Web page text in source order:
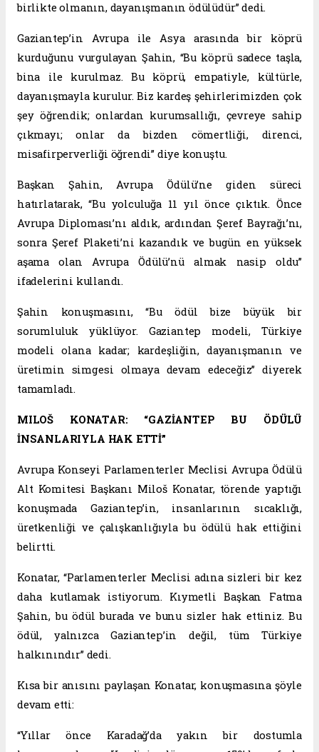
birlikte olmanın, dayanışmanın ödülüdür” dedi.
Gaziantep’in Avrupa ile Asya arasında bir köprü
kurduğunu vurgulayan Şahin, “Bu köprü sadece taşla,
bina ile kurulmaz. Bu köprü, empatiyle, kültürle,
dayanışmayla kurulur. Biz kardeş şehirlerimizden çok
şey öğrendik; onlardan kurumsallığı, çevreye sahip
çıkmayı; onlar da bizden cömertliği, direnci,
misafirperverliği öğrendi” diye konuştu.
Başkan Şahin, Avrupa Ödülü’ne giden süreci
hatırlatarak, “Bu yolculuğa 11 yıl önce çıktık. Önce
Avrupa Diploması’nı aldık, ardından Şeref Bayrağı’nı,
sonra Şeref Plaketi’ni kazandık ve bugün en yüksek
aşama olan Avrupa Ödülü’nü almak nasip oldu”
ifadelerini kullandı.
Şahin konuşmasını, “Bu ödül bize büyük bir
sorumluluk yüklüyor. Gaziantep modeli, Türkiye
modeli olana kadar; kardeşliğin, dayanışmanın ve
üretimin simgesi olmaya devam edeceğiz” diyerek
tamamladı.
MILOŠ KONATAR: “GAZİANTEP BU ÖDÜLÜ
İNSANLARIYLA HAK ETTİ”
Avrupa Konseyi Parlamenterler Meclisi Avrupa Ödülü
Alt Komitesi Başkanı Miloš Konatar, törende yaptığı
konuşmada Gaziantep’in, insanlarının sıcaklığı,
üretkenliği ve çalışkanlığıyla bu ödülü hak ettiğini
belirtti.
Konatar, “Parlamenterler Meclisi adına sizleri bir kez
daha kutlamak istiyorum. Kıymetli Başkan Fatma
Şahin, bu ödül burada ve bunu sizler hak ettiniz. Bu
ödül, yalnızca Gaziantep’in değil, tüm Türkiye
halkınındır” dedi.
Kısa bir anısını paylaşan Konatar, konuşmasına şöyle
devam etti:
“Yıllar önce Karadağ’da yakın bir dostumla